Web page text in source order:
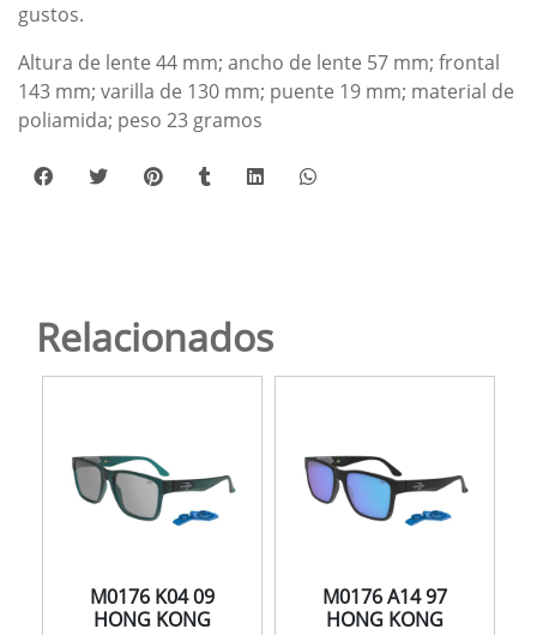
gustos.
Altura de lente 44 mm; ancho de lente 57 mm; frontal
143 mm; varilla de 130 mm; puente 19 mm; material de
poliamida; peso 23 gramos
Relacionados
M0176 K04 09
HONG KONG
M0176 A14 97
HONG KONG